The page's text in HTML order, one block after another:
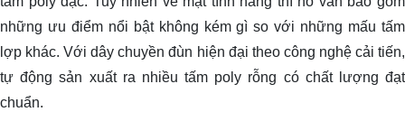
những ưu điểm nổi bật không kém gì so với những mấu tấm
lợp khác. Với dây chuyền đùn hiện đại theo công nghệ cải tiến,
tự động sản xuất ra nhiều tấm poly rỗng có chất lượng đạt
chuẩn.